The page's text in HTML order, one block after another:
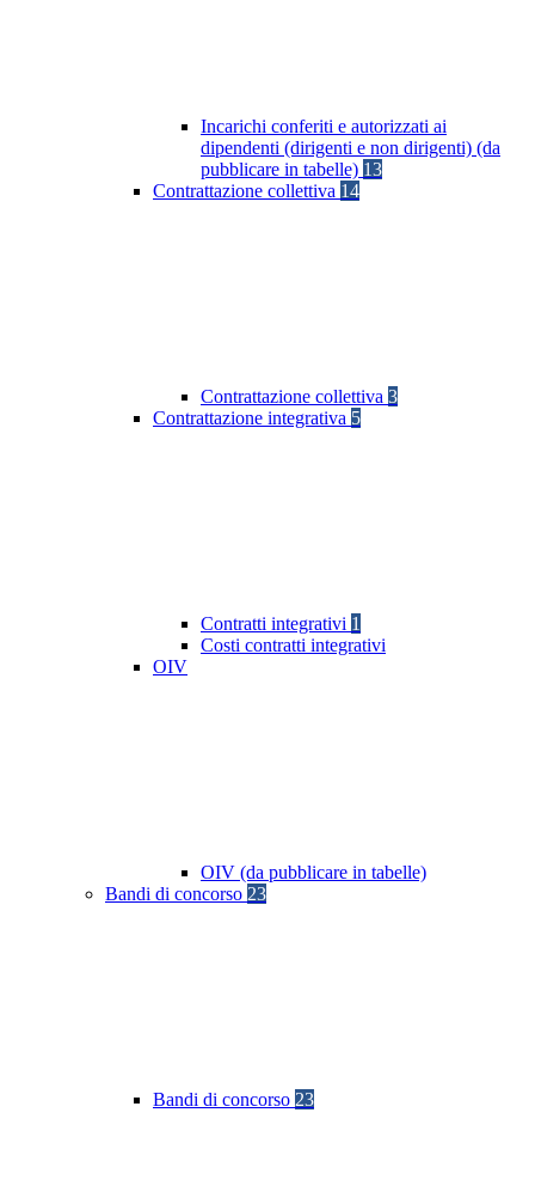
Incarichi conferiti e autorizzati ai
dipendenti (dirigenti e non dirigenti) (da
pubblicare in tabelle) 13
Contrattazione collettiva 14
Contrattazione collettiva 3
Contrattazione integrativa 5
Contratti integrativi 1
Costi contratti integrativi
OIV
OIV (da pubblicare in tabelle)
Bandi di concorso 23
Bandi di concorso 23